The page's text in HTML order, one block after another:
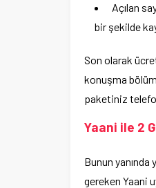
Açılan
bir şekilde
Son olarak
konuşma
paketiniz
Yaani ile 2
Bunun
gereken Yaani